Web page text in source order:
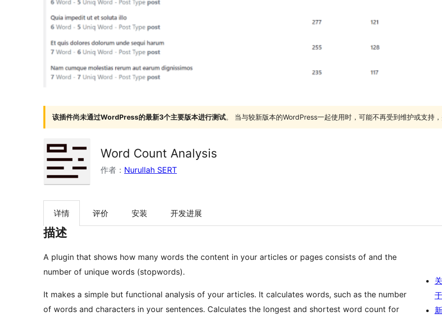
该插件尚未通过WordPress的最新3个主要版本进行测试。 当与较新版本的WordPress一起使用时，可能不再受到维护或支持
Word Count Analysis
作者： Nurullah SERT
详情 评价 安装 开发进展
描述
A plugin that shows how many words the content in your articles or pages consists of and the
number of unique words (stopwords).
It makes a simple but functional analysis of your articles. It calculates words, such as the number
of words and characters in your sentences. Calculates the longest and shortest word count for
关
于
新